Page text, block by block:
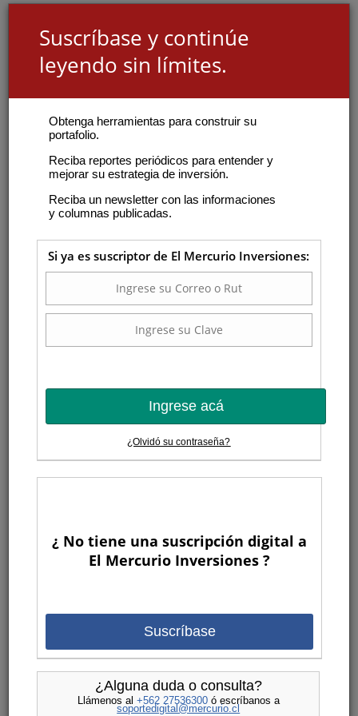
Suscríbase y continúe
leyendo sin límites.
Obtenga herramientas para construir su
portafolio.
Reciba reportes periódicos para entender y
mejorar su estrategia de inversión.
Reciba un newsletter con las informaciones
y columnas publicadas.
Si ya es suscriptor de El Mercurio Inversiones:
Ingrese acá
¿Olvidó su contraseña?
¿ No tiene una suscripción digital a
El Mercurio Inversiones ?
Suscríbase
¿Alguna duda o consulta?
Llámenos al +562 27536300ó escríbanos a
soportedigital@mercurio.cl